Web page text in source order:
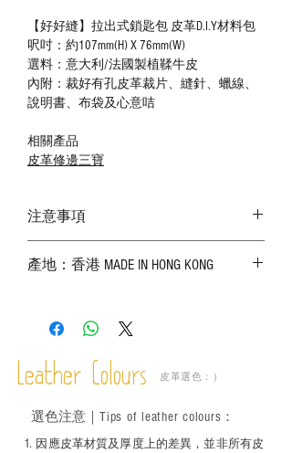
【好好縫】拉出式鎖匙包 皮革D.I.Y材料包
呎吋：約107mm(H) X 76mm(W)
選料：意大利/法國製植鞣牛皮
內附：裁好有孔皮革裁片、縫針、蠟線、
說明書、布袋及心意咭
相關產品
皮革修邊三寶
注意事項
實物為準；
－ 植鞣皮革容易受環境、使用程度等產生
成後定期在皮面塗上皮革專用清潔劑及貂
鼠油等；
適合六歲以下兒童使用；六至十二歲兒童
必須由成年人陪同下使用並應小心處理。
產地：香港 MADE IN HONG KONG
Leather Colours 皮革選色：）
1. ​ 因應皮革材質及厚度上的差異，並非所有皮
選色注意｜ Tips of leather colours ：